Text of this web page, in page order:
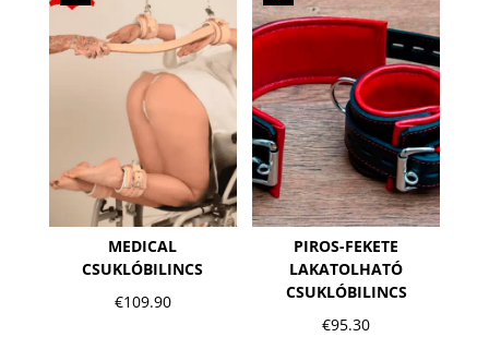
MEDICAL
CSUKLÓBILINCS
€109.90
PIROS-FEKETE
LAKATOLHATÓ
CSUKLÓBILINCS
€95.30